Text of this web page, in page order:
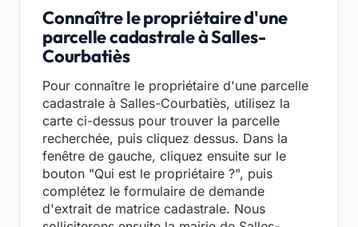
Connaître le propriétaire d'une
parcelle cadastrale à Salles-
Courbatiès
Pour connaître le propriétaire d'une parcelle
cadastrale à Salles-Courbatiès, utilisez la
carte ci-dessus pour trouver la parcelle
recherchée, puis cliquez dessus. Dans la
fenêtre de gauche, cliquez ensuite sur le
bouton "Qui est le propriétaire ?", puis
complétez le formulaire de demande
d'extrait de matrice cadastrale. Nous